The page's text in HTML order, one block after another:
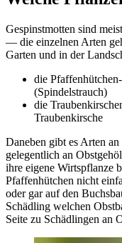
Gespinstmotten sind
— die einzelnen Arten
Garten und in der
die
(Spindelstrauch)
die
Traubenkirsche
Daneben gibt es Arten
gelegentlich an
ihre eigene Wirtspflanze
Pfaffenhütchen nicht
oder gar auf den
Schädling welchen
Seite zu Schädlingen an